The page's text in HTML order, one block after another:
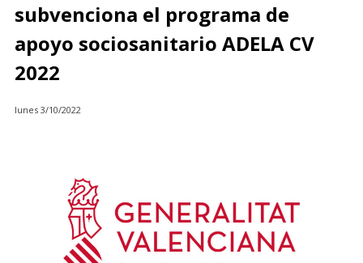
subvenciona el programa de
apoyo sociosanitario ADELA CV
2022
lunes 3/10/2022